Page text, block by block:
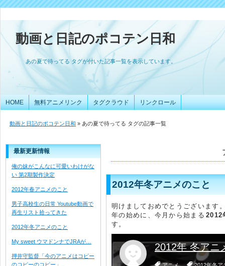
動画と日記のポコテン日和
あの夏で待ってる タグが付いた記事一覧を表示しています。
動画と日記のポコテン日和 » あの夏で待ってる タグの記事一覧
2012年冬アニメのこと
明けましておめでとうございます
年の始めに、今月から始まる 2012
す。
最新更新情報
俺の妹がこんなに可愛いわけがな
い 第2期製作決定
2012年春アニメのこと
男子高校生の日常 Youtube動画で
再生リスト拾ってきた
2012年冬アニメのこと
My sweet ウマドンナでJRAが…
押井守監督「今のアニメはコピー
のコピーのコピー」
HOME 無料アニメリンク タグクラウド リンクロール